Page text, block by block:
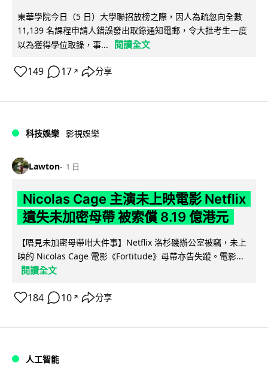
東華學院今日（5 日）大學聯招放榜之際，因人為疏忽向全數
11,139 名課程申請人錯誤發出取錄通知電郵，令大批考生一度
以為獲得學位取錄，事...
閱讀全文
149 17 ↗ 分享
科技娛樂 影視娛樂
Lawton 1 日
Nicolas Cage 主演未上映電影 Netflix
遺失未加密母帶 被索償 8.19 億港元
【唔見未加密母帶咁大件事】Netflix 洛杉磯辦公室被竊，未上
映的 Nicolas Cage 電影《Fortitude》母帶亦告失蹤。電影...
閱讀全文
184 10 ↗ 分享
人工智能